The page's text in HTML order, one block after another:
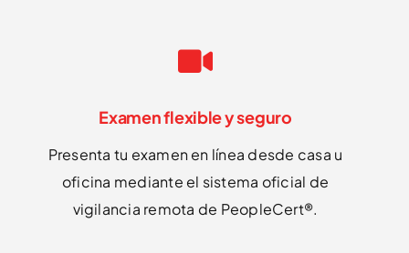
Examen flexible y seguro
Presenta tu examen en línea desde casa u
oficina mediante el sistema oficial de
vigilancia remota de PeopleCert®.